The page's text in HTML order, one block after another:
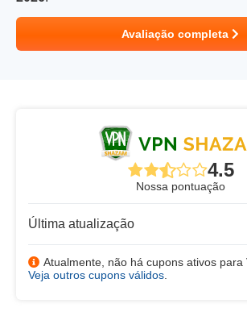
Avaliação completa
4.5
Nossa pontuação
Última atualização
Atualmente, não há cupons ativos para
Veja outros cupons válidos